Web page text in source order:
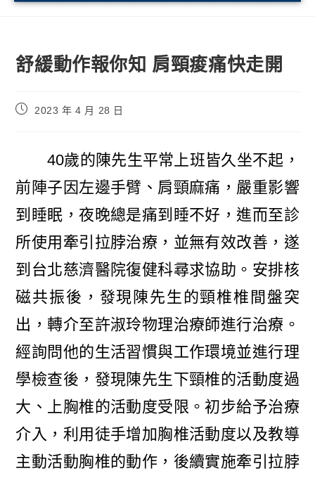
舒緩動作報你知 肩頸痠痛快走開
2023 年 4 月 28 日
40歲的陳先生平常上班皆久坐不起，
前陣子因左邊手臂、肩頸麻痛，嚴重影響
到睡眠，夜晚總是痛到睡不好，進而至診
所使用牽引拉脖治療，並無有效改善，遂
到台北慈濟醫院復健科尋求協助。安排核
磁共振後，發現陳先生的頸椎椎間盤突
出，轉介至許淑玲物理治療師進行治療。
經詢問他的生活習慣與工作環境並進行理
學檢查後，發現陳先生下頸椎的活動度過
大、上胸椎的活動度受限。初步給予治療
介入，利用徒手增加胸椎活動度以及教導
主動活動胸椎的動作，後續實施牽引拉脖